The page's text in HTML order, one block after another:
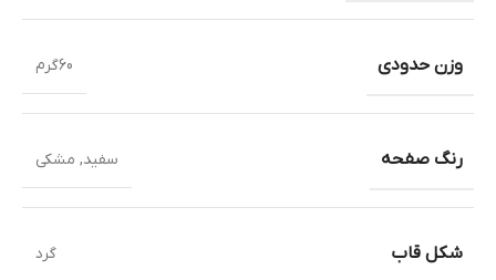
وزن حدودی 60گرم
رنگ صفحه سفید, مشکی
شکل قاب گرد